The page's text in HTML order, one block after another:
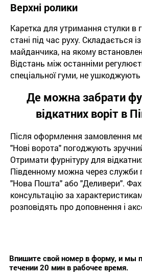
Верхні ролики
Каретка для утримання стулки в
стані під час руху. Складається
майданчика, на якому
Відстань між останніми
спеціальної гуми, не
Де можна забрати
відкатних воріт в
Після оформлення замовлення
"Нові ворота" погоджують
Отримати фурнітуру для
Південному можна через служби
"Нова Пошта" або "Деливери".
консультацію за
розповідять про доповнення і
Впишите свой номер в форму, и мы
течении 20 мин в рабочее время.